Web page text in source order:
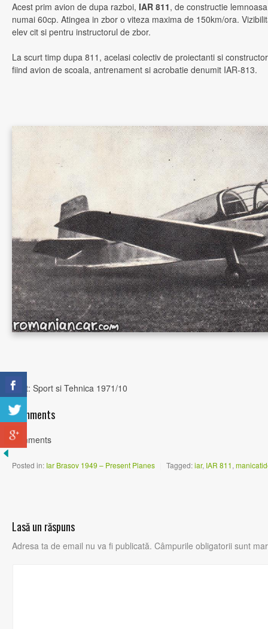
Acest prim avion de dupa razboi, IAR 811, de constructie
numai 60cp. Atingea in zbor o viteza maxima de 150km/ora.
elev cit si pentru instructorul de zbor.
La scurt timp dupa 811, acelasi colectiv de proiectanti si
fiind avion de scoala, antrenament si acrobatie denumit IAR-813.
Text: Sport si Tehnica 1971/10
Comments
comments
Posted in: Iar Brasov 1949 – Present Planes Tagged:iar, IAR 811,
Lasă un răspuns
Adresa ta de email nu va fi publicată. Câmpurile obligatorii sunt